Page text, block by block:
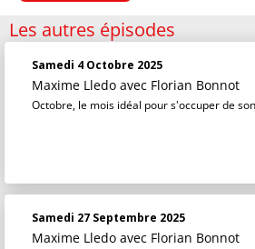
Les autres épisodes
Samedi 4 Octobre 2025
Maxime Lledo avec Florian Bonnot
Octobre, le mois idéal pour s'occuper de
Samedi 27 Septembre 2025
Maxime Lledo avec Florian Bonnot